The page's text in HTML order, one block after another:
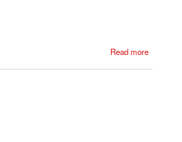
Read more